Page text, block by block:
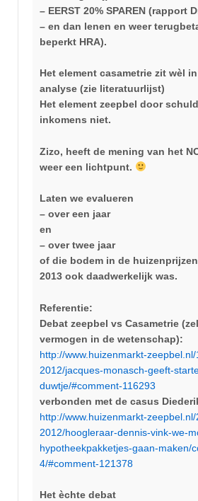
– EERST 20% SPAREN (rapport
– en dan lenen en weer
beperkt HRA).
Het element casametrie zit wèl
analyse (zie literatuurlijst)
Het element zeepbel door
inkomens niet.
Zizo, heeft de mening van het
weer een lichtpunt.
Laten we evalueren
– over een jaar
en
– over twee jaar
of die bodem in de
2013 ook daadwerkelijk was.
Referentie:
Debat zeepbel vs Casametrie
vermogen in de wetenschap):
http://www.huizenmarkt-
2012/jacques-monasch-geeft-
duwtje/#comment-116293
verbonden met de casus
http://www.huizenmarkt-zeepbel.nl/
2012/hoogleraar-dennis-vink-we-
hypotheekpakketjes-gaan-maken/
4/#comment-121378
Het èchte debat